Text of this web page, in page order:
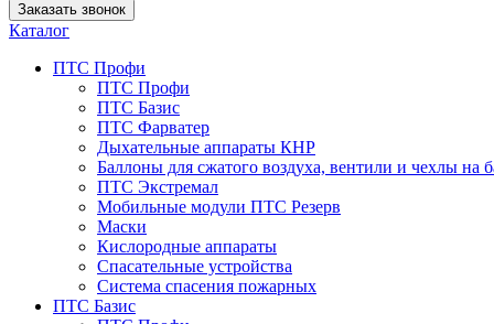
Заказать звонок
Каталог
ПТС Профи
ПТС Профи
ПТС Базис
ПТС Фарватер
Дыхательные аппараты КНР
Баллоны для сжатого воздуха, вентили и чехлы на
ПТС Экстремал
Мобильные модули ПТС Резерв
Маски
Кислородные аппараты
Спасательные устройства
Система спасения пожарных
ПТС Базис